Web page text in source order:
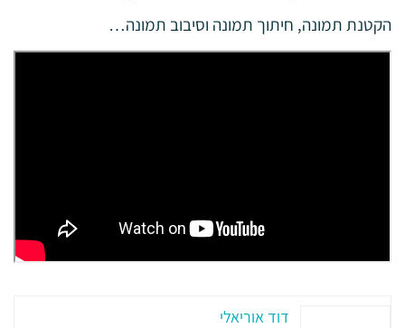
הקטנת תמונה, חיתוך תמונה וסיבוב תמונה…
דוד אוריאלי